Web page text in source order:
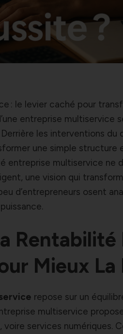
: le levier caché pour
entreprise multiservice
les interventions
une simple structure
entreprise multiservice ne
une vision qui
d’entrepreneurs osent
Rentabilité
Mieux
repose sur un
multiservice
voire services numériques.